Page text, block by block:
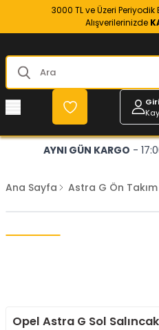
3000 TL ve Üzeri
Alışverilerinizde
AYNI GÜN KARGO -
Ana Sayfa Astra G Ön
Opel Astra G Sol